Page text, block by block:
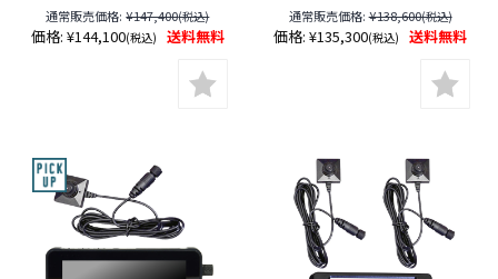
ーダーセット【SALE】
【すぐ発(即日発送)】【レ
ンズ隠しフィルムサービ
ス対象品(当社限定)】【サ
ンメカトロニクス】【ス
パイカメラ】【隠しカメ
通常販売価格: ¥147,400(税込)
価格: ¥144,100(税込) 送料無料
ーセット【SALE】【すぐ
発(即日発送)】【レンズ隠
しフィルムサービス対象
品(当社限定)】【サンメカ
トロニクス】【スパイカ
メラ】【隠しカメラ】
通常販売価格: ¥138,600(税込)
価格: ¥135,300(税込) 送料無料